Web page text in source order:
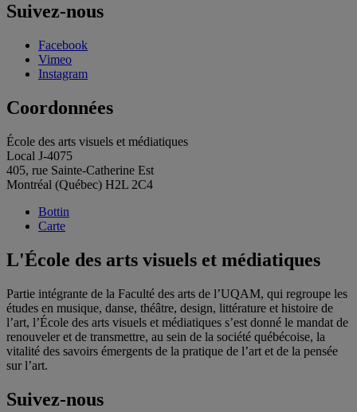
Suivez-nous
Facebook
Vimeo
Instagram
Coordonnées
École des arts visuels et médiatiques
Local J-4075
405, rue Sainte-Catherine Est
Montréal (Québec) H2L 2C4
Bottin
Carte
L'École des arts visuels et médiatiques
Partie intégrante de la Faculté des arts de l’UQAM, qui regroupe les
études en musique, danse, théâtre, design, littérature et histoire de
l’art, l’École des arts visuels et médiatiques s’est donné le mandat de
renouveler et de transmettre, au sein de la société québécoise, la
vitalité des savoirs émergents de la pratique de l’art et de la pensée
sur l’art.
Suivez-nous